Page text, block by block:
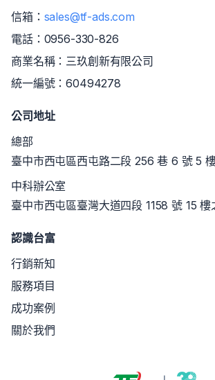
信箱： sales@tf-ads.com
電話： 0956-330-826
商業名稱：三玖創新有限公司
統一編號：60494278
公司地址
總部
臺中市西屯區西屯路二段 256 巷 6
中科辦公室
臺中市西屯區臺灣大道四段 1158 號 15 樓
認識台富
行銷新知
服務項目
成功案例
關於我們